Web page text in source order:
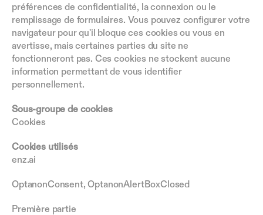
préférences de confidentialité, la connexion ou le
remplissage de formulaires. Vous pouvez configurer votre
navigateur pour qu'il bloque ces cookies ou vous en
avertisse, mais certaines parties du site ne
fonctionneront pas. Ces cookies ne stockent aucune
information permettant de vous identifier
personnellement.
Sous-groupe de cookies
Cookies
Cookies utilisés
enz.ai
OptanonConsent, OptanonAlertBoxClosed
Première partie